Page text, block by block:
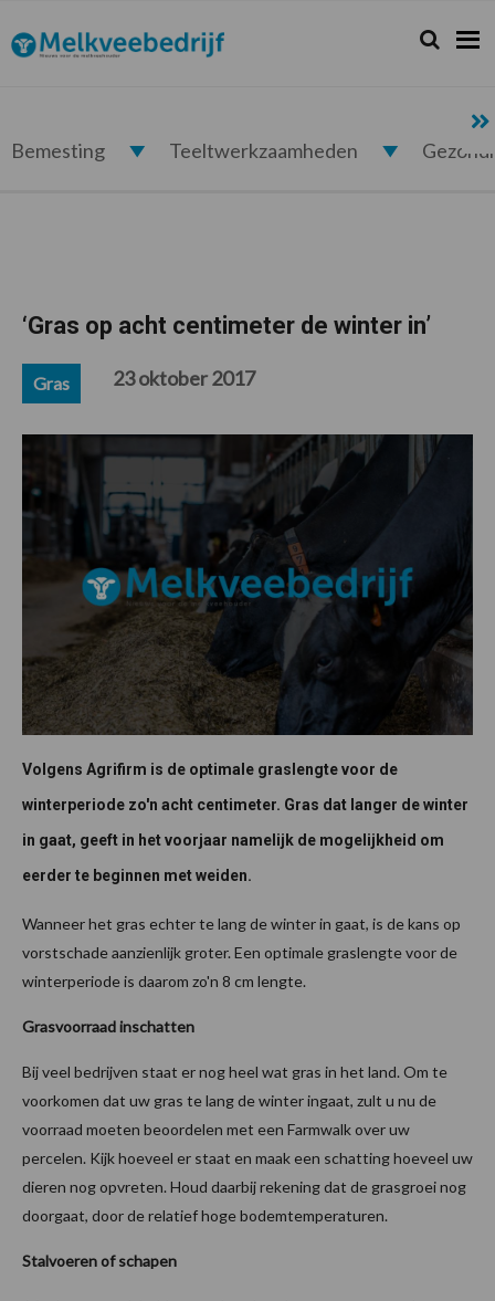
de
hoofdnavigatie
de
hoofd
de
eerste
de
voettekst
Melkveebedrijf.nl Zoeken...
Zoek
Bemesting Teeltwerkzaamheden
‘Gras op acht centimeter de winter in’
Gras 23 oktober 2017
Volgens Agrifirm is de optimale graslengte voor de
winterperiode zo'n acht centimeter. Gras dat langer de winter
in gaat, geeft in het voorjaar namelijk de mogelijkheid om
eerder te beginnen met weiden.
Wanneer het gras echter te lang de winter in gaat, is de kans op
vorstschade aanzienlijk groter. Een optimale graslengte voor de
winterperiode is daarom zo'n 8 cm lengte.
Grasvoorraad inschatten
Bij veel bedrijven staat er nog heel wat gras in het land. Om te
voorkomen dat uw gras te lang de winter ingaat, zult u nu de
voorraad moeten beoordelen met een Farmwalk over uw
percelen. Kijk hoeveel er staat en maak een schatting hoeveel uw
dieren nog opvreten. Houd daarbij rekening dat de grasgroei nog
doorgaat, door de relatief hoge bodemtemperaturen.
Stalvoeren of schapen